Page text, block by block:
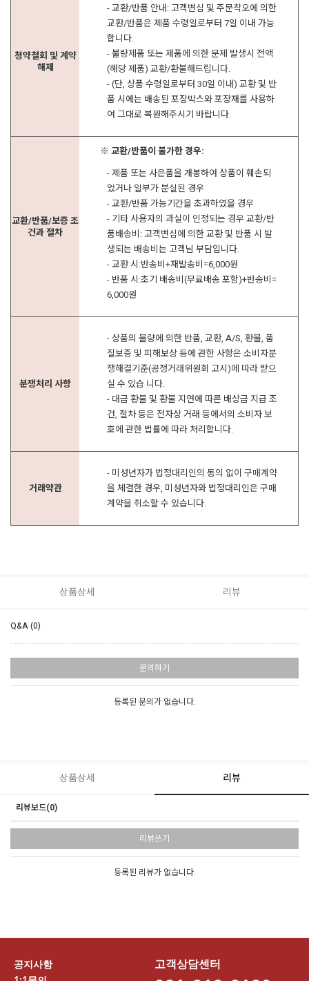
청약철회 및 계약
해제
- 교환/반품 안내: 고객변심 및 주문착오에 의한
교환/반품은 제품 수령일로부터 7일 이내 가능
합니다.
- 불량제품 또는 제품에 의한 문제 발생시 전액
(해당 제품) 교환/환불해드립니다.
- (단, 상품 수령일로부터 30일 이내) 교환 및 반
품 시에는 배송된 포장박스와 포장재를 사용하
여 그대로 복원해주시기 바랍니다.
교환/반품/보증 조
건과 절차
※ 교환/반품이 불가한 경우:
- 제품 또는 사은품을 개봉하여 상품이 훼손되
었거나 일부가 분실된 경우
- 교환/반품 가능기간을 초과하였을 경우
- 기타 사용자의 과실이 인정되는 경우 교환/반
품배송비: 고객변심에 의한 교환 및 반품 시 발
생되는 배송비는 고객님 부담입니다.
- 교환 시:반송비+재발송비=6,000원
- 반품 시:초기 배송비(무료배송 포함)+반송비=
6,000원
분쟁처리 사항
- 상품의 불량에 의한 반품, 교환, A/S, 환불, 품
질보증 및 피해보상 등에 관한 사항은 소비자분
쟁해결기준(공정거래위원회 고시)에 따라 받으
실 수 있습 니다.
- 대금 환불 및 환불 지연에 따른 배상금 지급 조
건, 절차 등은 전자상 거래 등에서의 소비자 보
호에 관한 법률에 따라 처리합니다.
거래약관
- 미성년자가 법정대리인의 동의 없이 구매계약
을 체결한 경우, 미성년자와 법정대리인은 구매
계약을 취소할 수 있습니다.
상품상세 리뷰
Q&A (0)
문의하기
등록된 문의가 없습니다.
상품상세 리뷰
리뷰보드(0)
리뷰쓰기
등록된 리뷰가 없습니다.
공지사항
고객상담센터